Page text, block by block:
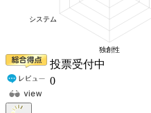
投票受付中
0